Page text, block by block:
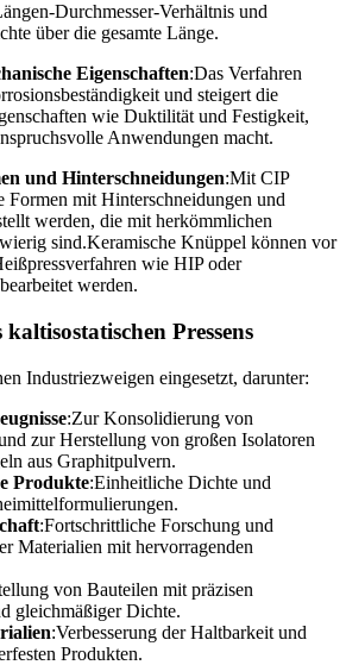
Durchmesser-Verhältnis und
über die gesamte Länge.
Eigenschaften:Das Verfahren
und steigert die
wie Duktilität und Festigkeit,
Anwendungen macht.
und Hinterschneidungen:Mit CIP
Formen mit Hinterschneidungen und
werden, die mit herkömmlichen
sind.Keramische Knüppel können vor
wie HIP oder
werden.
Pressens
Industriezweigen eingesetzt, darunter:
:Zur Konsolidierung von
zur Herstellung von großen Isolatoren
aus Graphitpulvern.
Produkte:Einheitliche Dichte und
:Fortschrittliche Forschung und
Materialien mit hervorragenden
von Bauteilen mit präzisen
gleichmäßiger Dichte.
:Verbesserung der Haltbarkeit und
Produkten.